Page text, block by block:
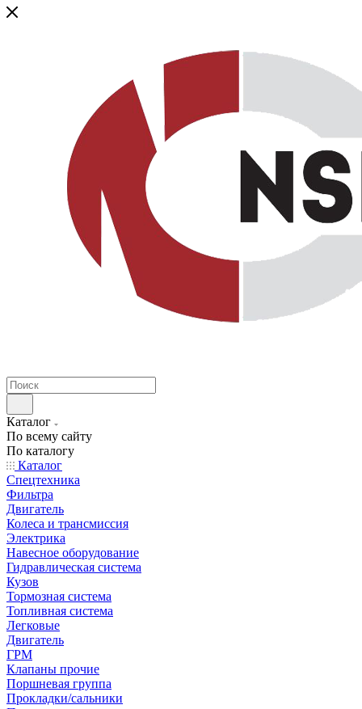
Каталог
По всему сайту
По каталогу
Каталог
Спецтехника
Фильтра
Двигатель
Колеса и трансмиссия
Электрика
Навесное оборудование
Гидравлическая система
Кузов
Тормозная система
Топливная система
Легковые
Двигатель
ГРМ
Клапаны прочие
Поршневая группа
Прокладки/сальники